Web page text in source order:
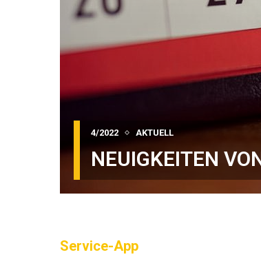
4/2022 AKTUELL
NEUIGKEITEN
Service-App